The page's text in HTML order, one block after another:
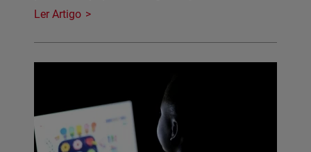
Ler Artigo